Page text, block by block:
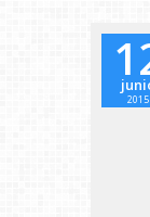
2015